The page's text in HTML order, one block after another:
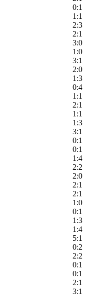
0:1
1:1
2:3
2:1
3:0
1:0
3:1
2:0
1:3
0:4
1:1
2:1
1:1
1:3
3:1
0:1
0:1
1:4
2:2
2:0
2:1
2:1
1:0
0:1
1:3
1:4
5:1
0:2
2:2
0:1
0:1
2:1
3:1